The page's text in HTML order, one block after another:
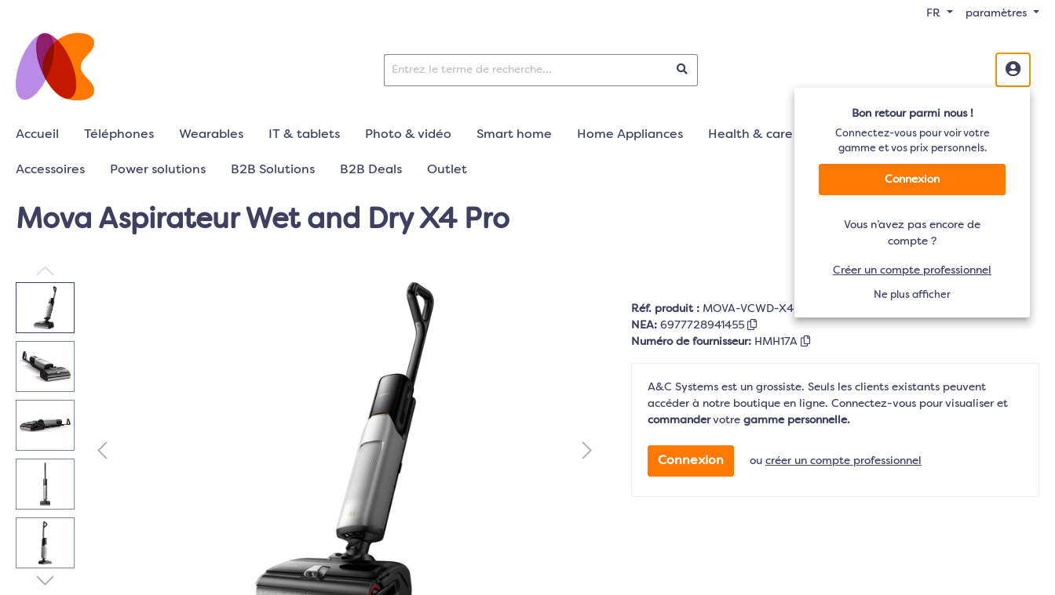
FR paramètres
Bon retour parmi nous !
Connectez-vous pour voir votre
gamme et vos prix personnels.
Connexion
Vous n’avez pas encore de
compte ?
Créer un compte professionnel
Ne plus afficher
Accueil Téléphones Wearables IT & tablets Photo & vidéo Smart home Home Appliances Health & care Mobilité Audio TV
Accessoires Power solutions B2B Solutions B2B Deals Outlet
Mova Aspirateur Wet and Dry X4 Pro
Réf. produit : MOVA-VCWD-X4PRO
NEA: 6977728941455
Numéro de fournisseur: HMH17A
A&C Systems est un grossiste. Seuls les clients existants peuvent
accéder à notre boutique en ligne. Connectez-vous pour visualiser et
commandervotre gamme personnelle.
Connexion ou créer un compte professionnel